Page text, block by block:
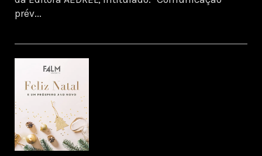
prév...